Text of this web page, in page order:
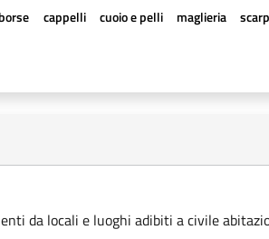
borse cappelli cuoio e pelli maglieria
da locali e luoghi adibiti a civile